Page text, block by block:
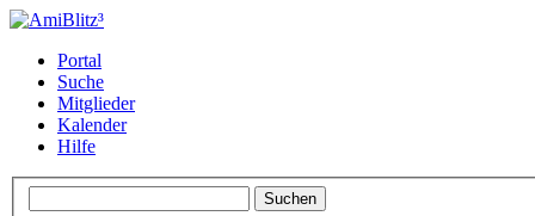
Portal
Suche
Mitglieder
Kalender
Hilfe